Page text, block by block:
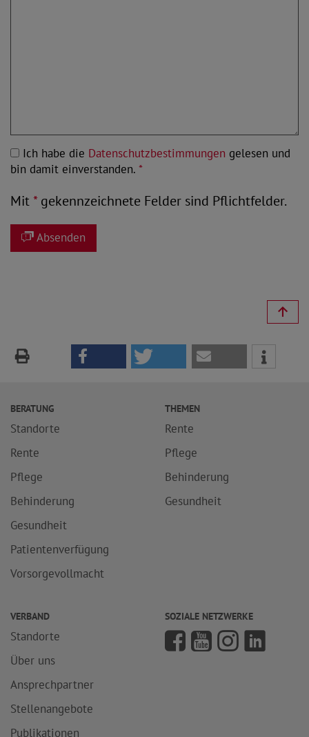
Ich habe die Datenschutzbestimmungen gelesen und
bin damit einverstanden. *
Mit*gekennzeichnete Felder sind Pflichtfelder.
Absenden
BERATUNG
Standorte
Rente
Pflege
Behinderung
Gesundheit
Patientenverfügung
Vorsorgevollmacht
THEMEN
Rente
Pflege
Behinderung
Gesundheit
VERBAND
Standorte
Über uns
Ansprechpartner
Stellenangebote
Publikationen
SOZIALE NETZWERKE